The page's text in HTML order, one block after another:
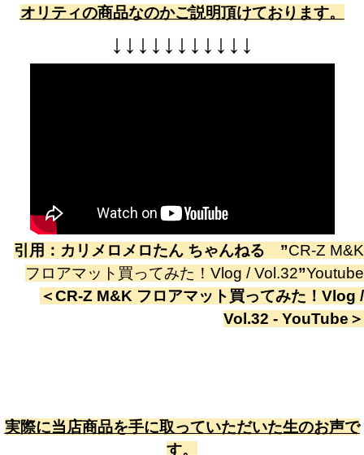
オリティの商品なのかご説明頂けております。
↓ ↓ ↓ ↓ ↓ ↓ ↓ ↓ ↓ ↓ ↓
引用： カリメロメロたん ちゃんねる ”CR-Z M&K
フロアマット買ってみた！Vlog / Vol.32”Youtube
＜CR-Z M&K フロアマット買ってみた！Vlog /
Vol.32 - YouTube ＞
実際に当店商品を手に取っていただいた生のお声で
す。